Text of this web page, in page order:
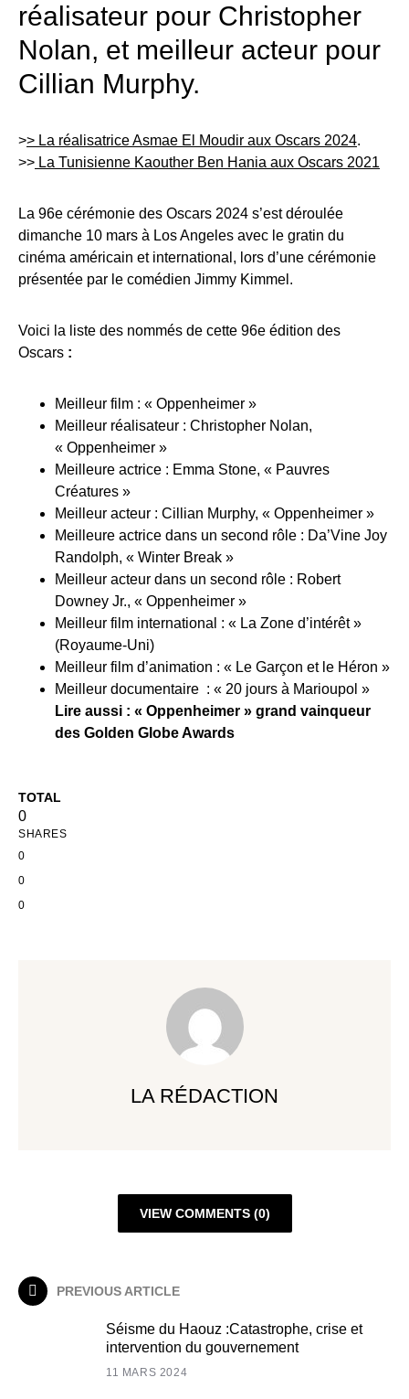
réalisateur pour Christopher
Nolan, et meilleur acteur pour
Cillian Murphy.
>> La réalisatrice Asmae El Moudir aux Oscars 2024.
>> La Tunisienne Kaouther Ben Hania aux Oscars 2021
La 96e cérémonie des Oscars 2024 s’est déroulée
dimanche 10 mars à Los Angeles avec le gratin du
cinéma américain et international, lors d’une cérémonie
présentée par le comédien Jimmy Kimmel.
Voici la liste des nommés de cette 96e édition des
Oscars :
Meilleur film : « Oppenheimer »
Meilleur réalisateur : Christopher Nolan,
« Oppenheimer »
Meilleure actrice : Emma Stone, « Pauvres
Créatures »
Meilleur acteur : Cillian Murphy, « Oppenheimer »
Meilleure actrice dans un second rôle : Da’Vine Joy
Randolph, « Winter Break »
Meilleur acteur dans un second rôle : Robert
Downey Jr., « Oppenheimer »
Meilleur film international : « La Zone d’intérêt »
(Royaume-Uni)
Meilleur film d’animation : « Le Garçon et le Héron »
Meilleur documentaire : « 20 jours à Marioupol »
Lire aussi : « Oppenheimer » grand vainqueur
des Golden Globe Awards
TOTAL
0
SHARES
0
0
0
LA RÉDACTION
VIEW COMMENTS (0)
PREVIOUS ARTICLE
Séisme du Haouz :Catastrophe, crise et
intervention du gouvernement
11 MARS 2024